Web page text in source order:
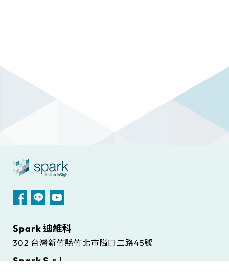
Spark 迪維科
302 台灣新竹縣竹北市隘口二路45號
Spark S.r.l